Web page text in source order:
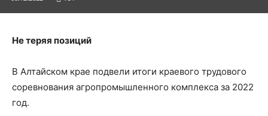
Не теряя позиций
В Алтайском крае подвели итоги краевого трудового
соревнования агропромышленного комплекса за 2022
год.